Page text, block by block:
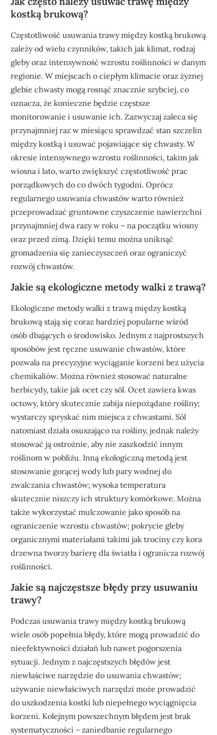
kostką brukową?
Częstotliwość usuwania trawy między kostką brukową
zależy od wielu czynników, takich jak klimat, rodzaj
gleby oraz intensywność wzrostu roślinności w danym
regionie. W miejscach o ciepłym klimacie oraz żyznej
glebie chwasty mogą rosnąć znacznie szybciej, co
oznacza, że konieczne będzie częstsze
monitorowanie i usuwanie ich. Zazwyczaj zaleca się
przynajmniej raz w miesiącu sprawdzać stan szczelin
między kostką i usuwać pojawiające się chwasty. W
okresie intensywnego wzrostu roślinności, takim jak
wiosna i lato, warto zwiększyć częstotliwość prac
porządkowych do co dwóch tygodni. Oprócz
regularnego usuwania chwastów warto również
przeprowadzać gruntowne czyszczenie nawierzchni
przynajmniej dwa razy w roku – na początku wiosny
oraz przed zimą. Dzięki temu można uniknąć
gromadzenia się zanieczyszczeń oraz ograniczyć
rozwój chwastów.
Jakie są ekologiczne metody walki z trawą?
Ekologiczne metody walki z trawą między kostką
brukową stają się coraz bardziej popularne wśród
osób dbających o środowisko. Jednym z najprostszych
sposobów jest ręczne usuwanie chwastów, które
pozwala na precyzyjne wyciąganie korzeni bez użycia
chemikaliów. Można również stosować naturalne
herbicydy, takie jak ocet czy sól. Ocet zawiera kwas
octowy, który skutecznie zabija niepożądane rośliny;
wystarczy spryskać nim miejsca z chwastami. Sól
natomiast działa osuszająco na rośliny, jednak należy
stosować ją ostrożnie, aby nie zaszkodzić innym
roślinom w pobliżu. Inną ekologiczną metodą jest
stosowanie gorącej wody lub pary wodnej do
zwalczania chwastów; wysoka temperatura
skutecznie niszczy ich struktury komórkowe. Można
także wykorzystać mulczowanie jako sposób na
ograniczenie wzrostu chwastów; pokrycie gleby
organicznymi materiałami takimi jak trociny czy kora
drzewna tworzy barierę dla światła i ogranicza rozwój
roślinności.
Jakie są najczęstsze błędy przy usuwaniu
trawy?
Podczas usuwania trawy między kostką brukową
wiele osób popełnia błędy, które mogą prowadzić do
nieefektywności działań lub nawet pogorszenia
sytuacji. Jednym z najczęstszych błędów jest
niewłaściwe narzędzie do usuwania chwastów;
używanie niewłaściwych narzędzi może prowadzić
do uszkodzenia kostki lub niepełnego wyciągnięcia
korzeni. Kolejnym powszechnym błędem jest brak
systematyczności – zaniedbanie regularnego